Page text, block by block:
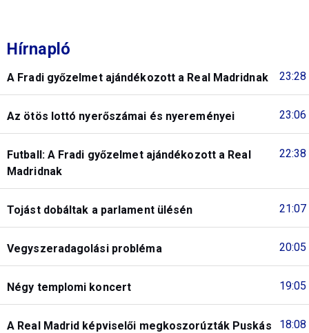
Hírnapló
23:28
A Fradi győzelmet ajándékozott a Real Madridnak
23:06
Az ötös lottó nyerőszámai és nyereményei
22:38
Futball: A Fradi győzelmet ajándékozott a Real
Madridnak
21:07
Tojást dobáltak a parlament ülésén
20:05
Vegyszeradagolási probléma
19:05
Négy templomi koncert
18:08
A Real Madrid képviselői megkoszorúzták Puskás